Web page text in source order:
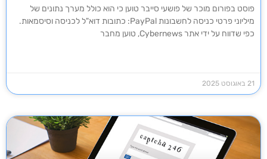
פוסט בפורום מוכר של פושעי סייבר טוען כי הוא כולל מערך נתונים של
מיליוני פרטי כניסה לחשבונות PayPal: כתובות דוא"ל לכניסה וסיסמאות.
כפי שדווח על ידי אתר Cybernews, טוען מחבר
21 באוגוסט 2025